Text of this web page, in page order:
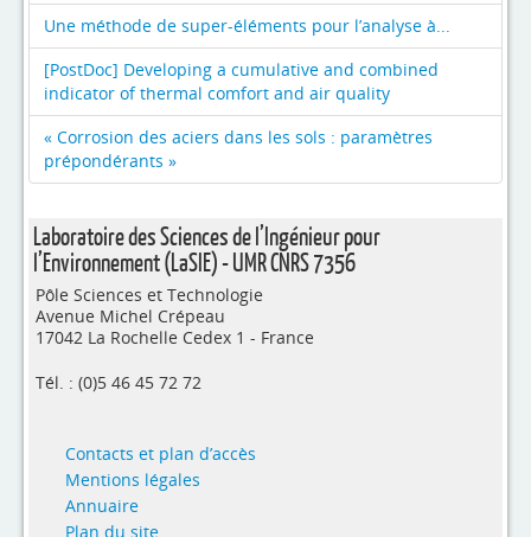
Une méthode de super-éléments pour l’analyse à...
[PostDoc] Developing a cumulative and combined
indicator of thermal comfort and air quality
« Corrosion des aciers dans les sols : paramètres
prépondérants »
Laboratoire des Sciences de l’Ingénieur pour
l’Environnement (LaSIE) - UMR CNRS 7356
Pôle Sciences et Technologie
Avenue Michel Crépeau
17042 La Rochelle Cedex 1 - France
Tél. : (0)5 46 45 72 72
Contacts et plan d’accès
Mentions légales
Annuaire
Plan du site